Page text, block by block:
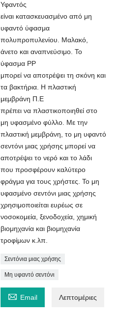
Υφαντός
είναι κατασκευασμένο από μη
υφαντό ύφασμα
πολυπροπυλενίου. Μαλακό,
άνετο και αναπνεύσιμο. Το
ύφασμα PP
μπορεί να αποτρέψει τη σκόνη και
τα βακτήρια. Η πλαστική
μεμβράνη Π.Ε
πρέπει να πλαστικοποιηθεί στο
μη υφασμένο φύλλο. Με την
πλαστική μεμβράνη, το μη υφαντό
σεντόνι μιας χρήσης μπορεί να
αποτρέψει το νερό και το λάδι
που προσφέρουν καλύτερο
φράγμα για τους χρήστες. Το μη
υφασμένο σεντόνι μιας χρήσης
χρησιμοποιείται ευρέως σε
νοσοκομεία, ξενοδοχεία, χημική
βιομηχανία και βιομηχανία
τροφίμων κ.λπ.
Σεντόνια μιας χρήσης
Μη υφαντό σεντόνι
 Email Λεπτομέριες